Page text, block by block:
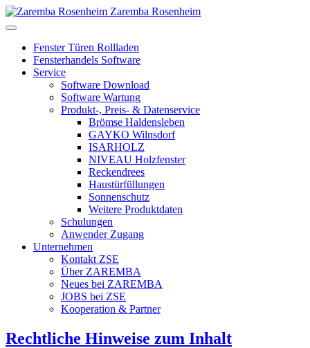
Zaremba Rosenheim
Fenster Türen Rollladen
Fensterhandels Software
Service
Software Download
Software Wartung
Produkt-, Preis- & Datenservice
Brömse Haldensleben
GAYKO Wilnsdorf
ISARHOLZ
NIVEAU Holzfenster
Reckendrees
Haustürfüllungen
Sonnenschutz
Weitere Produktdaten
Schulungen
Anwender Zugang
Unternehmen
Kontakt ZSE
Über ZAREMBA
Neues bei ZAREMBA
JOBS bei ZSE
Kooperation & Partner
Rechtliche Hinweise zum Inhalt